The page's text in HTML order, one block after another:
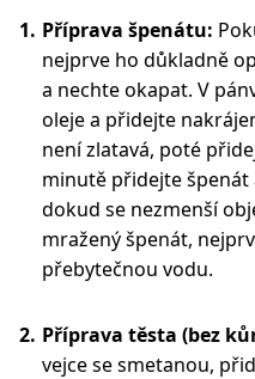
Příprava špenátu:
nejprve ho důkladně
a nechte okapat. V
oleje a přidejte
není zlatavá, poté
minutě přidejte špenát
dokud se nezmenší
mražený špenát,
přebytečnou vodu.
Příprava těsta (bez
vejce se smetanou,